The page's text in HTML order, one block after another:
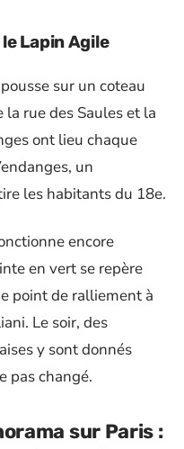
Lapin Agile
sur un coteau
rue des Saules et la
ont lieu chaque
un
les habitants du 18e.
encore
en vert se repère
point de ralliement à
Le soir, des
y sont donnés
pas changé.
sur Paris :